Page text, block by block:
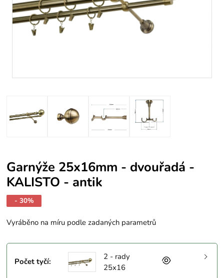
Garnýže 25x16mm - dvouřadá -
KALISTO - antik
- 30%
Vyráběno na míru podle zadaných parametrů
Počet tyčí:
2 - rady
25x16